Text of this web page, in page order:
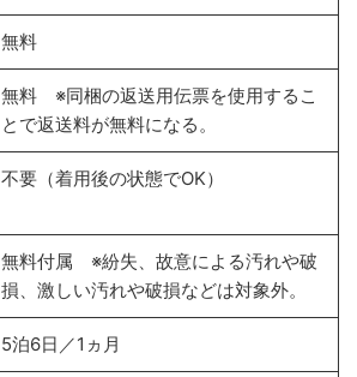
無料
無料 ※同梱の返送用伝票を使用するこ
とで返送料が無料になる。
不要（着用後の状態でOK）
無料付属 ※紛失、故意による汚れや破
損、激しい汚れや破損などは対象外。
5泊6日／1ヵ月